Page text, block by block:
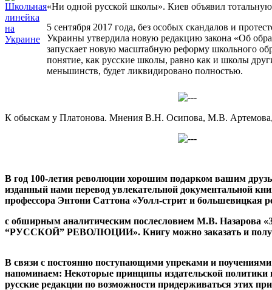
«Ни одной русской школы». Киев объявил
5 сентября 2017 года, без особых скандалов и
Украины утвердила новую редакцию закона «Об
запускает новую масштабную реформу школьного
понятие, как русские школы, равно как и школы
меньшинств, будет ликвидировано полностью.
К обыскам у Платонова. Мнения В.Н. Осипова, М.В.
В год 100-летия революции хорошим подарком вашим
изданный нами перевод увлекательной документальной
профессора Энтони Саттона «Уолл-стрит и большевицкая
с обширным аналитическим послесловием М.В.
“РУССКОЙ” РЕВОЛЮЦИИ». Книгу можно заказать и
В связи с постоянно поступающими упреками и
напоминаем: Некоторые принципы издательской политики
русские редакции по возможности придерживаться этих